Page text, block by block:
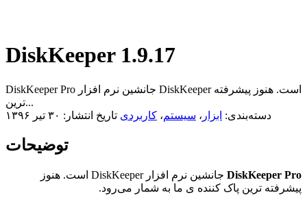
DiskKeeper 1.9.17
DiskKeeper Pro جانشین نرم افزار DiskKeeper است. هنوز پیشرفته
ترین...
دسته‌بندی: ابزار ، سیستم، کاربردی تاریخ انتشار: ۳۰ تیر ۱۳۹۶
توضیحات
DiskKeeper Pro
جانشین نرم افزار DiskKeeper است. هنوز
پیشرفته ترین پاک کننده ی ما به شمار می‌رود.